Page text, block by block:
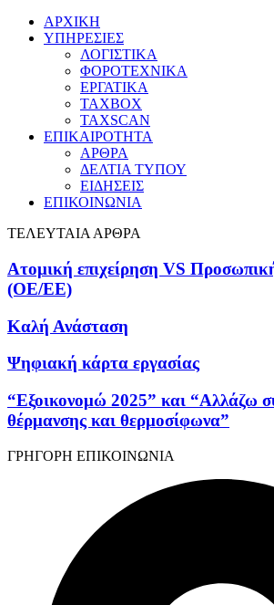
ΑΡΧΙΚΗ
ΥΠΗΡΕΣΙΕΣ
ΛΟΓΙΣΤΙΚΑ
ΦΟΡΟΤΕΧΝΙΚΑ
ΕΡΓΑΤΙΚΑ
TAXBOX
TAXSCAN
ΕΠΙΚΑΙΡΟΤΗΤΑ
ΑΡΘΡΑ
ΔΕΛΤΙΑ ΤΥΠΟΥ
ΕΙΔΗΣΕΙΣ
ΕΠΙΚΟΙΝΩΝΙΑ
ΤΕΛΕΥΤΑΙΑ ΑΡΘΡΑ
Ατομική επιχείρηση VS
(OE/EE)
Καλή Ανάσταση
Ψηφιακή κάρτα εργασίας
“Εξοικονομώ 2025” και “Αλλάζω
θέρμανσης και θερμοσίφωνα”
ΓΡΗΓΟΡΗ ΕΠΙΚΟΙΝΩΝΙΑ